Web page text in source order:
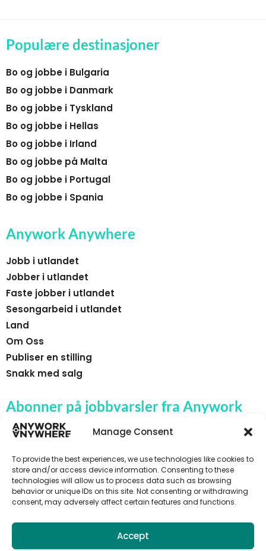
Manage Consent
To provide the best experiences, we use technologies like cookies to
store and/or access device information. Consenting to these
technologies will allow us to process data such as browsing
behavior or unique IDs on this site. Not consenting or withdrawing
consent, may adversely affect certain features and functions.
Accept
Populære destinasjoner
Bo og jobbe i Bulgaria
Bo og jobbe i Danmark
Bo og jobbe i Tyskland
Bo og jobbe i Hellas
Bo og jobbe i Irland
Bo og jobbe på Malta
Bo og jobbe i Portugal
Bo og jobbe i Spania
Anywork Anywhere
Jobb i utlandet
Jobber i utlandet
Faste jobber i utlandet
Sesongarbeid i utlandet
Land
Om Oss
Publiser en stilling
Snakk med salg
Abonner på jobbvarsler fra Anywork
Anywhere
🌞 MOTTA JOBBVARSLER